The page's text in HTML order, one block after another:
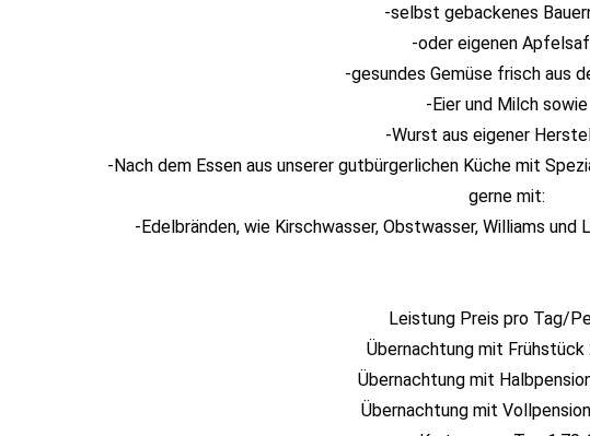
-selbst gebackenes
-oder eigenen
-gesundes Gemüse frisch aus
-Eier und Milch sowie
-Wurst aus eigener
-Nach dem Essen aus unserer gutbürgerlichen Küche mit
gerne mit:
-Edelbränden, wie Kirschwasser, Obstwasser, Williams und
Leistung Preis pro Tag/
Übernachtung mit Frühstück
Übernachtung mit
Übernachtung mit